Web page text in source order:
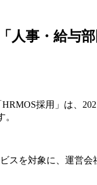
人事・給与
採用」は、
スを対象に、運営